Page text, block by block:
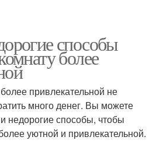
способы
более
привлекательной не
много денег. Вы можете
недорогие способы, чтобы
уютной и привлекательной.